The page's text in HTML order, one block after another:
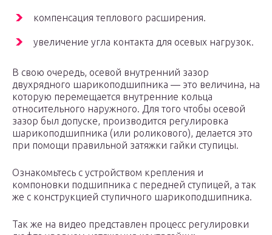
компенсация теплового расширения.
увеличение угла контакта для осевых нагрузок.
В свою очередь, осевой внутренний зазор
двухрядного шарикоподшипника — это величина, на
которую перемещается внутренние кольца
относительного наружного. Для того чтобы осевой
зазор был допуске, производится регулировка
шарикоподшипника (или роликового), делается это
при помощи правильной затяжки гайки ступицы.
Ознакомьтесь с устройством крепления и
компоновки подшипника с передней ступицей, а так
же с конструкцией ступичного шарикоподшипника.
Так же на видео представлен процесс регулировки